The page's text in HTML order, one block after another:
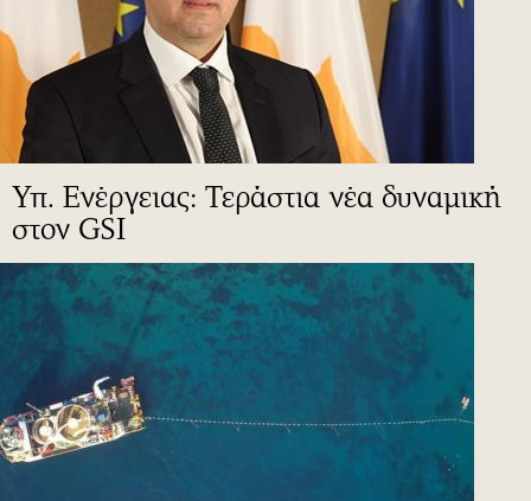
Υπ. Ενέργειας: Τεράστια νέα δυναμική
στον GSI